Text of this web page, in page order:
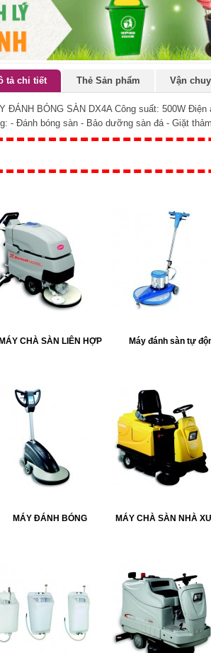
tả chi tiết Thẻ Sản phẩm Vận
ĐÁNH BÓNG SÀN DX4A Công suất: 500W
- Đánh bóng sàn - Bảo dưỡng sàn đá - Giặt
MÁY CHÀ SÀN LIÊN HỢP Máy đánh sàn tự
MÁY ĐÁNH BÓNG MÁY CHÀ SÀN NHÀ